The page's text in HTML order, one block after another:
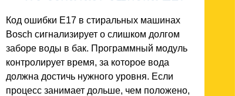
Код ошибки E17 в стиральных машинах
Bosch сигнализирует о слишком долгом
заборе воды в бак. Программный модуль
контролирует время, за которое вода
должна достичь нужного уровня. Если
процесс занимает дольше, чем положено,